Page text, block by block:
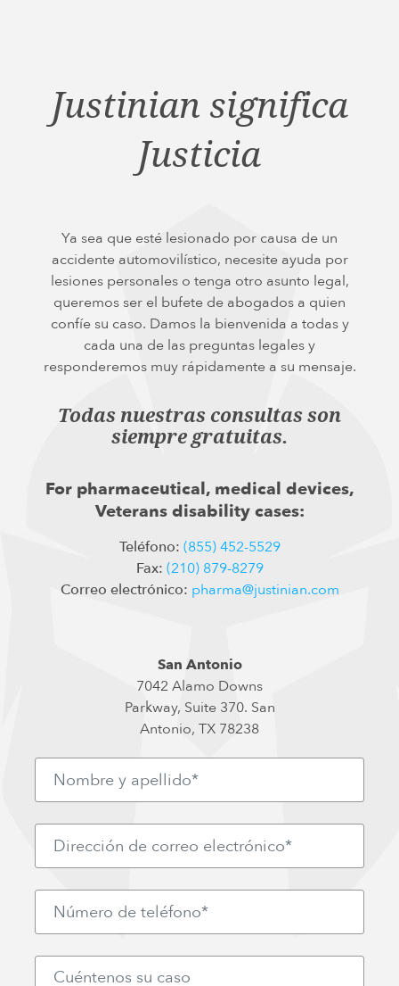
PROTON PUMP INHIBITORS (PPI)
HERBICIDA ROUNDUP (GLIFOSATO)
POLVO DE TALCO / TALCO
VIAGRA Y CIALIS (SILDENAFIL)
TEORÍAS DE RESPONSABILIDAD POR PRODUCTOS
PERSONAL INJURY LAW AND MASS TORT VIDEOS
CUÁNTO TIEMPO TIENES PARA TOMAR CIERTAS ACCIONES
Justinian significa
Justicia
Ya sea que esté lesionado por causa de un
accidente automovilístico, necesite ayuda por
lesiones personales o tenga otro asunto legal,
queremos ser el bufete de abogados a quien
confíe su caso. Damos la bienvenida a todas y
cada una de las preguntas legales y
responderemos muy rápidamente a su mensaje.
Todas nuestras consultas son
siempre gratuitas.
For pharmaceutical, medical devices,
Veterans disability cases:
Teléfono: (855) 452-5529
Fax: (210) 879-8279
Correo electrónico: pharma@justinian.com
San Antonio
7042 Alamo Downs
Parkway, Suite 370. San
Antonio, TX 78238